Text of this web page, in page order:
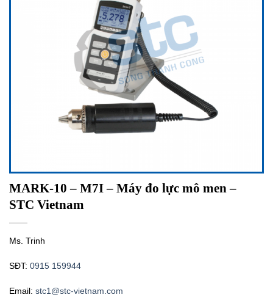
MARK-10 – M7I – Máy đo lực mô men –
STC Vietnam
Ms. Trinh
SĐT: 0915 159944
Email: stc1@stc-vietnam.com